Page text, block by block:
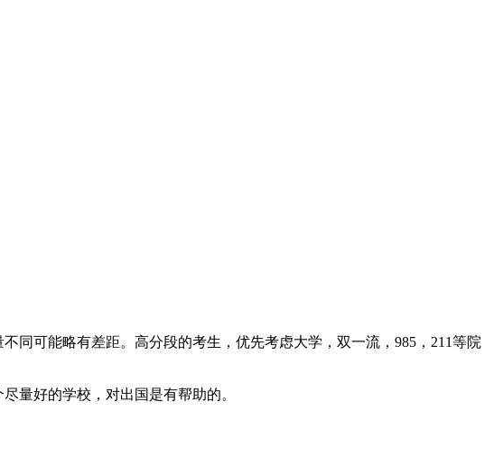
同可能略有差距。高分段的考生，优先考虑大学，双一流，985，211等院
量好的学校，对出国是有帮助的。